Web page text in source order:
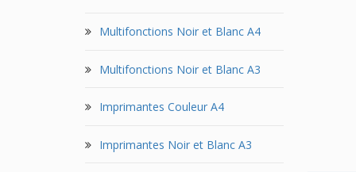
Multifonctions Noir et Blanc A4
Multifonctions Noir et Blanc A3
Imprimantes Couleur A4
Imprimantes Noir et Blanc A3